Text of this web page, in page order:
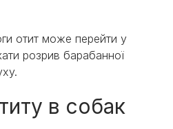
отит може перейти у
розрив барабанної
в собак